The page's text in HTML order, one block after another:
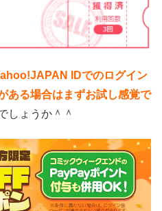
IDでのログイン
ある場合はまずお試し感覚で
しょうか＾＾